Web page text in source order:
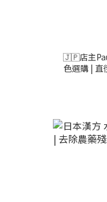
🇯🇵店主
色選購 | 直